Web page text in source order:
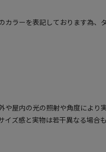
カラーを表記しております為、
や屋内の光の照射や角度により
ズ感と実物は若干異なる場合も